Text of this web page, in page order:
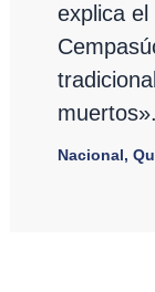
explica
muertos».
Nacional,